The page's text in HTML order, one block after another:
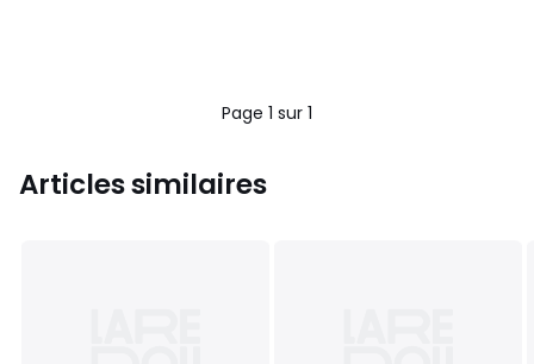
Page 1 sur 1
Articles similaires